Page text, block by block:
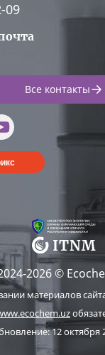
09
Все контакты
2026 ©
материалов
12 октября